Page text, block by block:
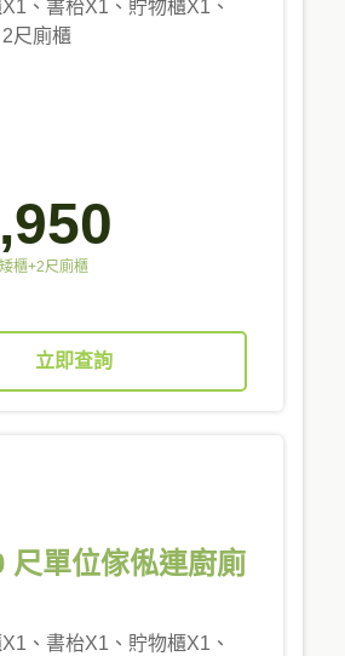
、書枱X1、貯物櫃X1、
尺廁櫃
櫃+2尺廁櫃
立即查詢
尺單位傢俬連廚廁
、書枱X1、貯物櫃X1、